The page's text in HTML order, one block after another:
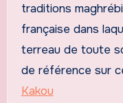
traditions
française dans
terreau de toute
de référence sur
Kakou